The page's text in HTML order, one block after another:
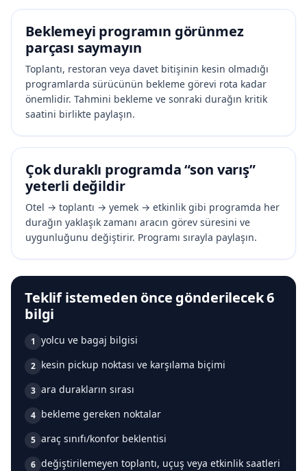
Beklemeyi programın görünmez
parçası saymayın
Toplantı, restoran veya davet bitişinin kesin olmadığı
programlarda sürücünün bekleme görevi rota kadar
önemlidir. Tahmini bekleme ve sonraki durağın kritik
saatini birlikte paylaşın.
Çok duraklı programda “son varış”
yeterli değildir
Otel → toplantı → yemek → etkinlik gibi programda her
durağın yaklaşık zamanı aracın görev süresini ve
uygunluğunu değiştirir. Programı sırayla paylaşın.
Teklif istemeden önce gönderilecek 6
bilgi
1 yolcu ve bagaj bilgisi
2 kesin pickup noktası ve karşılama biçimi
3 ara durakların sırası
4 bekleme gereken noktalar
5 araç sınıfı/konfor beklentisi
6 değiştirilemeyen toplantı, uçuş veya etkinlik saatleri